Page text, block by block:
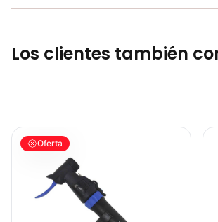
Los clientes también
Inflador Mini Bomba de Aire Beto CMPB03B
Oferta